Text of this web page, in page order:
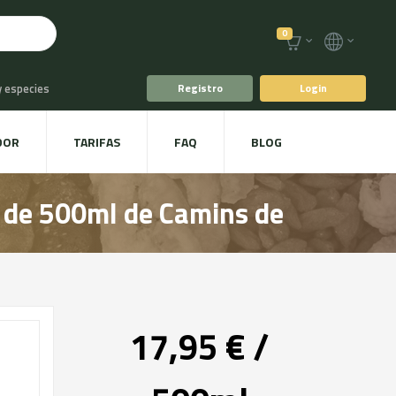
0
especies
y Setas
Registro Login
TARIFAS FAQ BLOG
500ml de Camins de
17,95 € /